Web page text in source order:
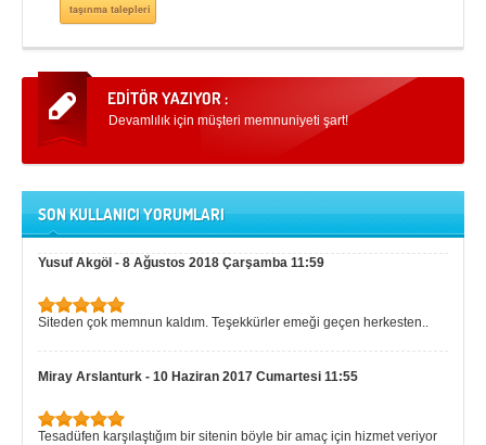
taşınma talepleri
Devamlılık için müşteri memnuniyeti şart!
SON KULLANICI YORUMLARI
Yusuf Akgöl - 8 Ağustos 2018 Çarşamba 11:59
Siteden çok memnun kaldım. Teşekkürler emeği geçen herkesten..
Miray Arslanturk - 10 Haziran 2017 Cumartesi 11:55
Tesadüfen karşılaştığım bir sitenin böyle bir amaç için hizmet veriyor